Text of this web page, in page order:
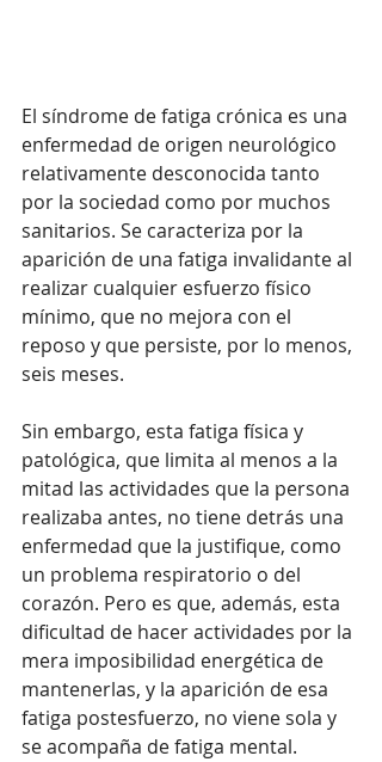
El síndrome de fatiga crónica es una
enfermedad de origen neurológico
relativamente desconocida tanto
por la sociedad como por muchos
sanitarios. Se caracteriza por la
aparición de una fatiga invalidante al
realizar cualquier esfuerzo físico
mínimo, que no mejora con el
reposo y que persiste, por lo menos,
seis meses.
Sin embargo, esta fatiga física y
patológica, que limita al menos a la
mitad las actividades que la persona
realizaba antes, no tiene detrás una
enfermedad que la justifique, como
un problema respiratorio o del
corazón. Pero es que, además, esta
dificultad de hacer actividades por la
mera imposibilidad energética de
mantenerlas, y la aparición de esa
fatiga postesfuerzo, no viene sola y
se acompaña de fatiga mental.